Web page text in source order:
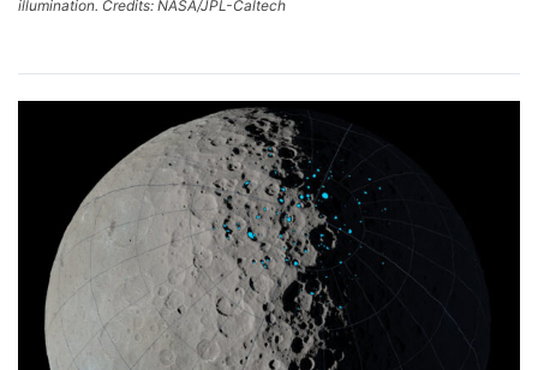
illumination. Credits: NASA/JPL-Caltech